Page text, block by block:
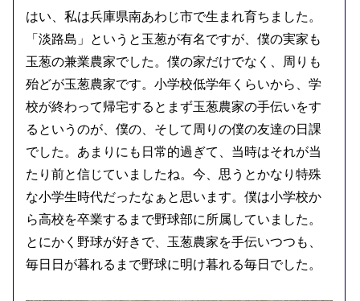
はい、私は兵庫県南あわじ市で生まれ育ちました。
「淡路島」というと玉葱が有名ですが、僕の実家も
玉葱の兼業農家でした。僕の家だけでなく、周りも
殆どが玉葱農家です。小学校低学年くらいから、学
校が終わって帰宅するとまず玉葱農家の手伝いをす
るというのが、僕の、そして周りの僕の友達の日課
でした。あまりにも日常的過ぎて、当時はそれが当
たり前と信じていましたね。今、思うとかなり特殊
な小学生時代だったなぁと思います。僕は小学校か
ら高校を卒業するまで野球部に所属していました。
とにかく野球が好きで、玉葱農家を手伝いつつも、
毎日日が暮れるまで野球に明け暮れる毎日でした。